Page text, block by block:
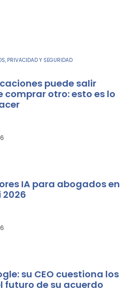
PRIVACIDAD Y SEGURIDAD
puede salir
otro: esto es lo
IA para abogados en
2026
su CEO cuestiona los
futuro de su acuerdo